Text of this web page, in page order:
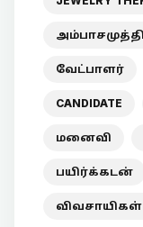
வேட்பாளர்
CANDIDATE
மனைவி
பயிர்க்கடன்